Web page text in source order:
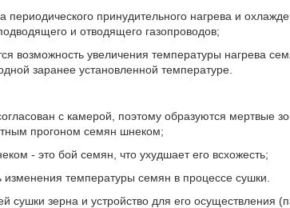
принудительного нагрева и
и отводящего газопроводов;
возможность увеличения температуры нагрева
заранее установленной температуре.
с камерой, поэтому образуются мертвые
прогоном семян шнеком;
- это бой семян, что ухудшает его всхожесть;
температуры семян в процессе сушки.
сушки зерна и устройство для его осуществления